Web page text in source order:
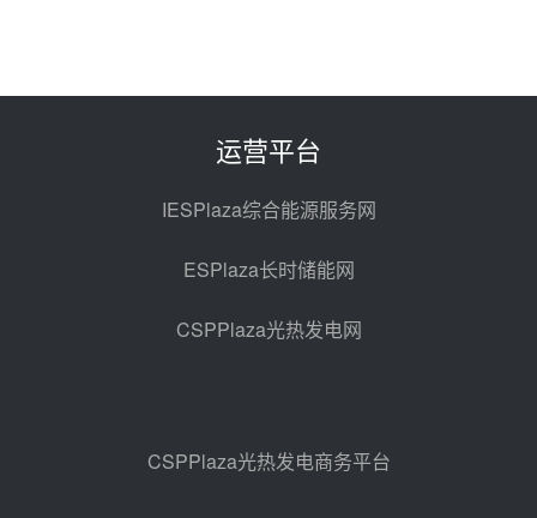
100MW光工程性能试验采购
光热示范电站二列蒸汽发生器设备
亚核阀业中标天山北麓100MW光
热发电工程EPC总承包项目熔盐截
止阀、熔盐三偏心蝶阀采购
08-05 17:15
包项目熔盐介质超声波流量计采购
08-05 17:09
运营平台
IESPlaza综合能源服务网
ESPlaza长时储能网
CSPPlaza光热发电网
CSPPlaza光热发电商务平台